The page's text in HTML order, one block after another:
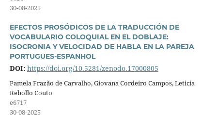
30-08-2025
EFECTOS PROSÓDICOS DE LA TRADUCCIÓN DE
VOCABULARIO COLOQUIAL EN EL DOBLAJE:
ISOCRONIA Y VELOCIDAD DE HABLA EN LA PAREJA
PORTUGUES-ESPANHOL
DOI: https://doi.org/10.5281/zenodo.17000805
Pamela Frazão de Carvalho, Giovana Cordeiro Campos, Leticia
Rebollo Couto
e6717
30-08-2025